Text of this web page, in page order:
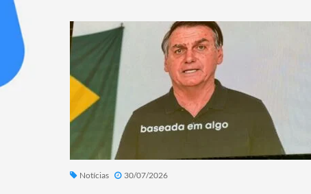
Notícias 30/07/2026